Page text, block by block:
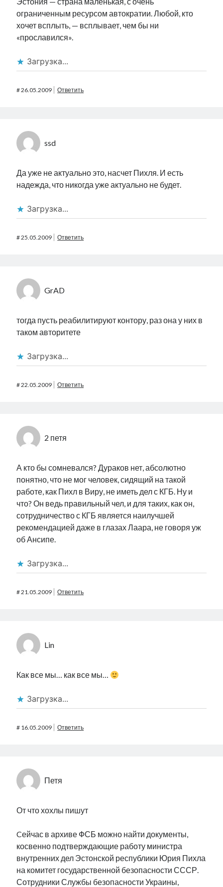
ограниченным ресурсом автократии. Любой, кто
хочет всплыть, — всплывает, чем бы ни
«прославился».
Загрузка...
#26.05.2009 Ответить
ssd
Да уже не актуально это, насчет Пихля. И есть
надежда, что никогда уже актуально не будет.
Загрузка...
#25.05.2009 Ответить
GrAD
тогда пусть реабилитируют контору, раз она у них в
таком авторитете
Загрузка...
#22.05.2009 Ответить
2 петя
А кто бы сомневался? Дураков нет, абсолютно
понятно, что не мог человек, сидящий на такой
работе, как Пихл в Виру, не иметь дел с КГБ. Ну и
что? Он ведь правильный чел, и для таких, как он,
сотрудничество с КГБ является наилучшей
рекомендацией даже в глазах Лаара, не говоря уж
об Ансипе.
Загрузка...
#21.05.2009 Ответить
Lin
Как все мы… как все мы…
Загрузка...
# 16.05.2009 Ответить
Петя
От что хохлы пишут
Cейчас в архиве ФСБ можно найти документы,
косвенно подтверждающие работу министра
внутренних дел Эстонской республики Юрия Пихла
на комитет государственной безопасности СССР.
Сотрудники Службы безопасности Украины,